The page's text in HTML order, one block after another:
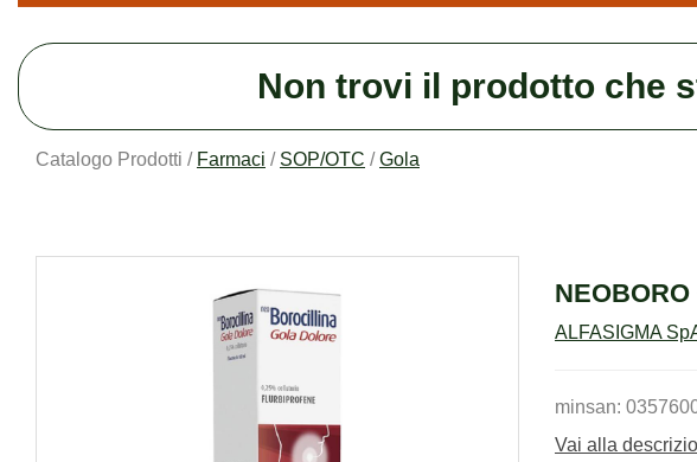
Non trovi il prodotto che
Catalogo Prodotti / Farmaci / SOP/OTC /Gola
ALFASIGMA
minsan:
Vai alla